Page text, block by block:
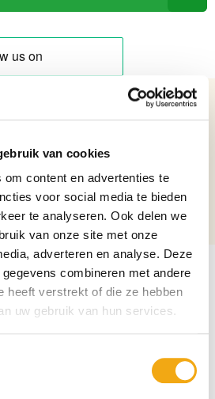
van cookies
om content en advertenties te
voor social media te bieden
te analyseren. Ook delen we
van onze site met onze
adverteren en analyse. Deze
combineren met andere
heeft verstrekt of die ze hebben
uw gebruik van hun services.
met Bronzen bevestiging